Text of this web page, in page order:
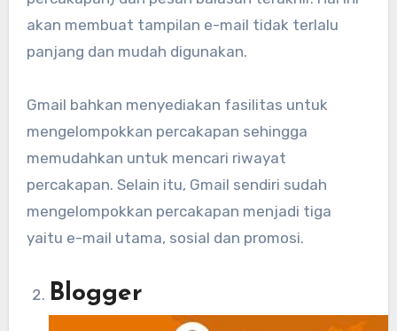
akan membuat tampilan e-mail tidak terlalu
panjang dan mudah digunakan.
Gmail bahkan menyediakan fasilitas untuk
mengelompokkan percakapan sehingga
memudahkan untuk mencari riwayat
percakapan. Selain itu, Gmail sendiri sudah
mengelompokkan percakapan menjadi tiga
yaitu e-mail utama, sosial dan promosi.
Blogger